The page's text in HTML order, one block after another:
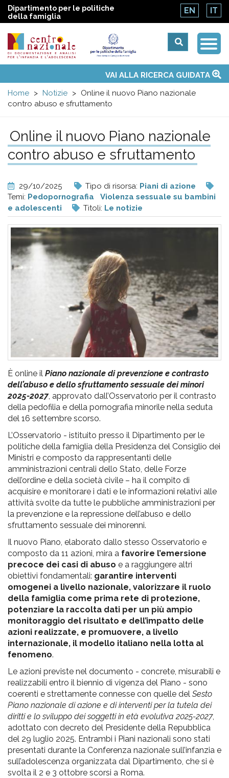
Dipartimento per le politiche
della famiglia
EN IT
Centro
nazionale
di
Documentazione
e
analisi
pr
l'infanzia
e
l'adolescenza
menu
Temi
Attività
Convenzione ONUVAI ALLA RICERCA GUIDATA
Home
Notizie
Online il nuovo Piano nazionale
contro abuso e sfruttamento
Online il nuovo Piano nazionale
contro abuso e sfruttamento
29/10/2025 Tipo di risorsa: Piani di azione
Temi: Pedopornografia
Violenza sessuale su bambini
e adolescenti
Titoli: Le notizie
È online il Piano nazionale di prevenzione e contrasto
dell’abuso e dello sfruttamento sessuale dei minori
2025-2027, approvato dall’Osservatorio per il contrasto
della pedofilia e della pornografia minorile nella seduta
del 16 settembre scorso.
L’Osservatorio - istituito presso il Dipartimento per le
politiche della famiglia della Presidenza del Consiglio dei
Ministri e composto da rappresentanti delle
amministrazioni centrali dello Stato, delle Forze
dell’ordine e della società civile – ha il compito di
acquisire e monitorare i dati e le informazioni relativi alle
attività svolte da tutte le pubbliche amministrazioni per
la prevenzione e la repressione dell’abuso e dello
sfruttamento sessuale dei minorenni.
Il nuovo Piano, elaborato dallo stesso Osservatorio e
composto da 11 azioni, mira a favorire l’emersione
precoce dei casi di abuso e a raggiungere altri
obiettivi fondamentali: garantire interventi
omogenei a livello nazionale, valorizzare il ruolo
della famiglia come prima rete di protezione,
potenziare la raccolta dati per un più ampio
monitoraggio del risultato e dell’impatto delle
azioni realizzate, e promuovere, a livello
internazionale, il modello italiano nella lotta al
fenomeno.
Le azioni previste nel documento - concrete, misurabili e
realizzabili entro il biennio di vigenza del Piano - sono
coerenti e strettamente connesse con quelle del Sesto
Piano nazionale di azione e di interventi per la tutela dei
diritti e lo sviluppo dei soggetti in età evolutiva 2025-2027,
adottato con decreto del Presidente della Repubblica
del 29 luglio 2025. Entrambi i Piani nazionali sono stati
presentati durante la Conferenza nazionale sull’infanzia e
sull’adolescenza organizzata dal Dipartimento, che si è
svolta il 2 e 3 ottobre scorsi a Roma.